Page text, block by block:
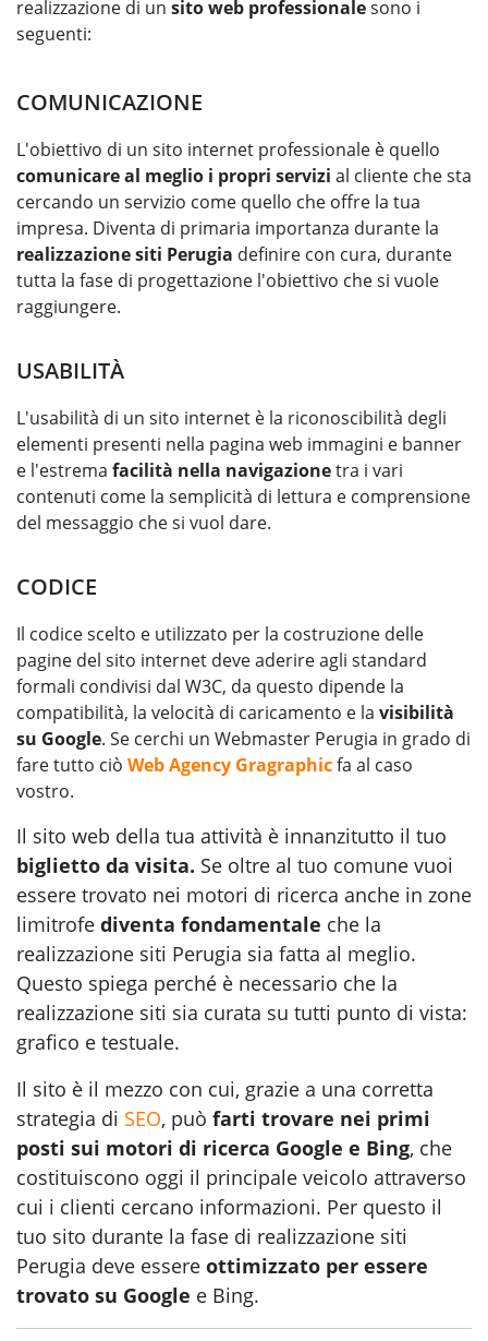
realizzazione di un sito web professionalesono i
seguenti:
COMUNICAZIONE
L'obiettivo di un sito internet professionale è quello
comunicare al meglio i propri servizi al cliente che sta
cercando un servizio come quello che offre la tua
impresa. Diventa di primaria importanza durante la
realizzazione siti Perugia definire con cura, durante
tutta la fase di progettazione l'obiettivo che si vuole
raggiungere.
USABILITÀ
L'usabilità di un sito internet è la riconoscibilità degli
elementi presenti nella pagina web immagini e banner
e l'estrema facilità nella navigazionetra i vari
contenuti come la semplicità di lettura e comprensione
del messaggio che si vuol dare.
CODICE
Il codice scelto e utilizzato per la costruzione delle
pagine del sito internet deve aderire agli standard
formali condivisi dal W3C, da questo dipende la
compatibilità, la velocità di caricamento e la visibilità
su Google. Se cerchi un Webmaster Perugia in grado di
fare tutto ciò Web Agency Gragraphicfa al caso
vostro.
Il sito web della tua attività è innanzitutto il tuo
biglietto da visita. Se oltre al tuo comune vuoi
essere trovato nei motori di ricerca anche in zone
limitrofe diventa fondamentale che la
realizzazione siti Perugia sia fatta al meglio.
Questo spiega perché è necessario che la
realizzazione siti sia curata su tutti punto di vista:
grafico e testuale.
Il sito è il mezzo con cui, grazie a una corretta
strategia di SEO, può farti trovare nei primi
posti sui motori di ricerca Google e Bing, che
costituiscono oggi il principale veicolo attraverso
cui i clienti cercano informazioni. Per questo il
tuo sito durante la fase di realizzazione siti
Perugia deve essere ottimizzato per essere
trovato su Google e Bing.